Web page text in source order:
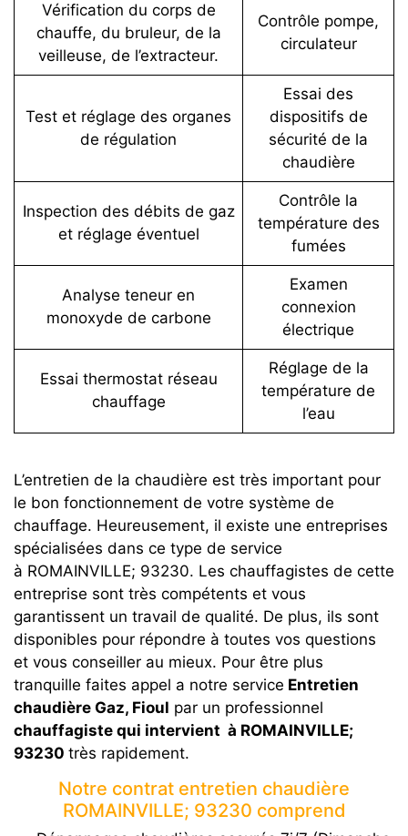
Vérification du corps de
chauffe, du bruleur, de la
veilleuse, de l’extracteur.
Contrôle pompe,
circulateur
Test et réglage des organes
de régulation
Essai des
dispositifs de
sécurité de la
chaudière
Inspection des débits de gaz
et réglage éventuel
Contrôle la
température des
fumées
Analyse teneur en
monoxyde de carbone
Examen
connexion
électrique
Essai thermostat réseau
chauffage
Réglage de la
température de
l’eau
L’entretien de la chaudière est très important pour
le bon fonctionnement de votre système de
chauffage. Heureusement, il existe une entreprises
spécialisées dans ce type de service
à ROMAINVILLE; 93230. Les chauffagistes de cette
entreprise sont très compétents et vous
garantissent un travail de qualité. De plus, ils sont
disponibles pour répondre à toutes vos questions
et vous conseiller au mieux. Pour être plus
tranquille faites appel a notre service Entretien
chaudière Gaz, Fioul par un professionnel
chauffagiste qui intervient à ROMAINVILLE;
93230 très rapidement.
Notre contrat entretien chaudière
ROMAINVILLE; 93230 comprend